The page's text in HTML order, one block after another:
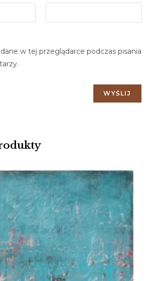
w tej przeglądarce podczas pisania